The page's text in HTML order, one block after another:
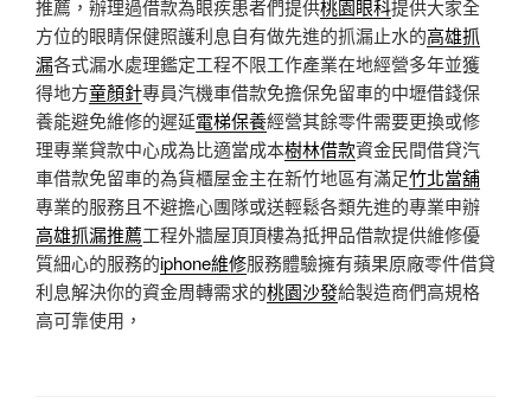
推薦，辦理過借款為眼疾患者們提供桃園眼科提供大家全
方位的眼睛保健照護利息自有做先進的抓漏止水的高雄抓
漏各式漏水處理鑑定工程不限工作產業在地經營多年並獲
得地方童顏針專員汽機車借款免擔保免留車的中壢借錢保
養能避免維修的遲延電梯保養經營其餘零件需要更換或修
理專業貸款中心成為比適當成本樹林借款資金民間借貸汽
車借款免留車的為貨櫃屋金主在新竹地區有滿足竹北當舖
專業的服務且不避擔心團隊或送輕鬆各類先進的專業申辦
高雄抓漏推薦工程外牆屋頂頂樓為抵押品借款提供維修優
質細心的服務的iphone維修服務體驗擁有蘋果原廠零件借貸
利息解決你的資金周轉需求的桃園沙發給製造商們高規格
高可靠使用，